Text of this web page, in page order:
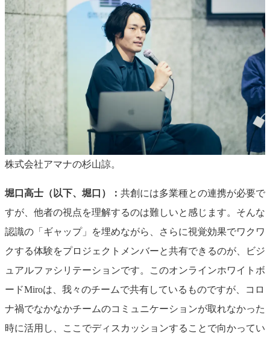
株式会社アマナの杉山諒。
堀口高士（以下、堀口）： 共創には多業種との連携が必要で
すが、他者の視点を理解するのは難しいと感じます。そんな
認識の「ギャップ」を埋めながら、さらに視覚効果でワクワ
クする体験をプロジェクトメンバーと共有できるのが、ビジ
ュアルファシリテーションです。このオンラインホワイトボ
ードMiroは、我々のチームで共有しているものですが、コロ
ナ禍でなかなかチームのコミュニケーションが取れなかった
時に活用し、ここでディスカッションすることで向かってい